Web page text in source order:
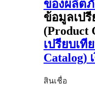
ของผลิตภั
ข้อมูลเป
(Product
เปรียบเ
Catalog)
สินเชื่อ